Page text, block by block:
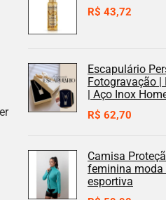
R$ 43,72
Escapulário
Fotogravação |
| Aço Inox
R$ 62,70
Camisa
feminina moda
esportiva